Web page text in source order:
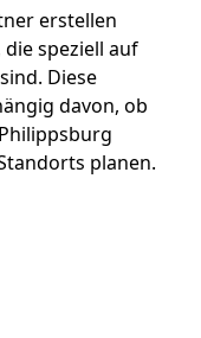
erstellen
speziell auf
Diese
davon, ob
planen.